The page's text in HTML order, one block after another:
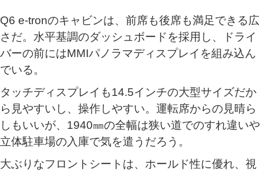
Q6 e-tronのキャビンは、前席も後席も満足できる広
さだ。水平基調のダッシュボードを採用し、ドライ
バーの前にはMMIパノラマディスプレイを組み込ん
でいる。
タッチディスプレイも14.5インチの大型サイズだか
ら見やすいし、操作しやすい。運転席からの見晴ら
しもいいが、1940㎜の全幅は狭い道でのすれ違いや
立体駐車場の入庫で気を遣うだろう。
大ぶりなフロントシートは、ホールド性に優れ、視